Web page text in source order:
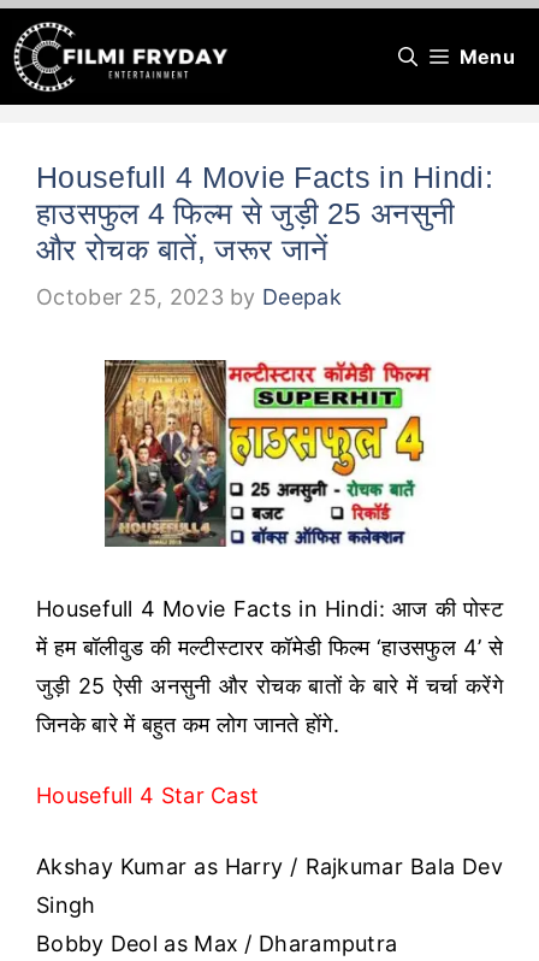
Skip
to
content
Menu
Housefull 4 Movie Facts in Hindi:
हाउसफुल 4 फिल्म से जुड़ी 25 अनसुनी
और रोचक बातें, जरूर जानें
October 25, 2023 by Deepak
Housefull 4 Movie Facts in Hindi: आज की पोस्ट
में हम बॉलीवुड की मल्टीस्टारर कॉमेडी फिल्म ‘हाउसफुल 4’ से
जुड़ी 25 ऐसी अनसुनी और रोचक बातों के बारे में चर्चा करेंगे
जिनके बारे में बहुत कम लोग जानते होंगे.
Housefull 4 Star Cast
Akshay Kumar as Harry / Rajkumar Bala Dev
Singh
Bobby Deol as Max / Dharamputra